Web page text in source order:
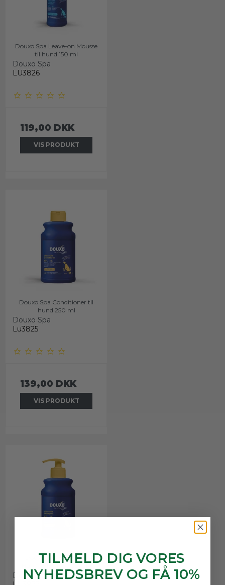
Douxo Spa Leave-on Mousse
til hund 150 ml
Douxo Spa
LU3826
119,00 DKK
VIS PRODUKT
Douxo Spa Conditioner til
hund 250 ml
Douxo Spa
Lu3825
139,00 DKK
VIS PRODUKT
Douxo Spa Hydrating
Douxo Spa
TILMELD DIG VORES
NYHEDSBREV OG FÅ 10%